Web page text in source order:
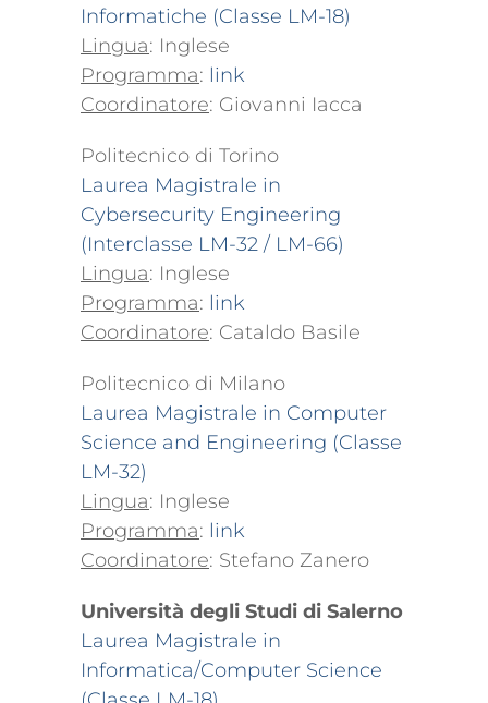
Informatiche (Classe LM-18)
Lingua: Inglese
Programma: link
Coordinatore: Giovanni Iacca
Politecnico di Torino
Laurea Magistrale in
Cybersecurity Engineering
(Interclasse LM-32 / LM-66)
Lingua: Inglese
Programma: link
Coordinatore: Cataldo Basile
Politecnico di Milano
Laurea Magistrale in Computer
Science and Engineering (Classe
LM-32)
Lingua: Inglese
Programma: link
Coordinatore: Stefano Zanero
Università degli Studi di Salerno
Laurea Magistrale in
Informatica/Computer Science